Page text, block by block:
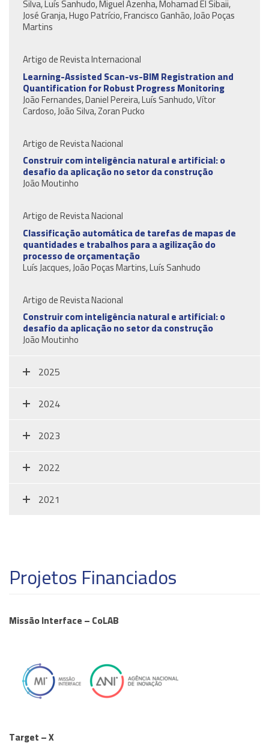
Silva, Luís Sanhudo, Miguel Azenha, Mohamad El Sibaii,
José Granja, Hugo Patrício, Francisco Ganhão, João Poças
Martins
Artigo de Revista Internacional
Learning-Assisted Scan-vs-BIM Registration and
Quantification for Robust Progress Monitoring
João Fernandes, Daniel Pereira, Luís Sanhudo, Vítor
Cardoso, João Silva, Zoran Pucko
Artigo de Revista Nacional
Construir com inteligência natural e artificial: o
desafio da aplicação no setor da construção
João Moutinho
Artigo de Revista Nacional
Classificação automática de tarefas de mapas de
quantidades e trabalhos para a agilização do
processo de orçamentação
Luís Jacques, João Poças Martins, Luís Sanhudo
Artigo de Revista Nacional
Construir com inteligência natural e artificial: o
desafio da aplicação no setor da construção
João Moutinho
2025
2024
2023
2022
2021
Projetos Financiados
Missão Interface – CoLAB
Target – X